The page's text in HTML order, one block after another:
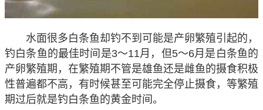
水面很多白条鱼却钓不到可能是产卵繁殖引起的，
钓白条鱼的最佳时间是3～11月，但5～6月是白条鱼的
产卵繁殖期，在繁殖期不管是雄鱼还是雌鱼的摄食积极
性普遍都不高，有时候甚至可能完全停止摄食，等繁殖
期过后就是钓白条鱼的黄金时间。